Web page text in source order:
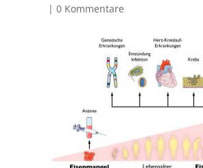
| 0 Kommentare